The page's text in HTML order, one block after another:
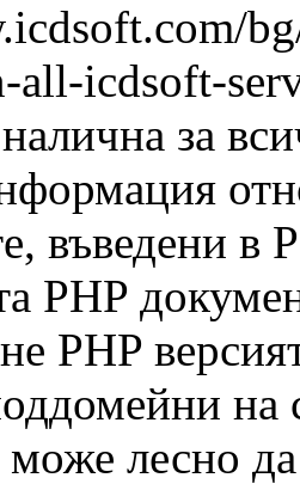
all-icdsoft-
за
въведени в
PHP
PHP
може лесно